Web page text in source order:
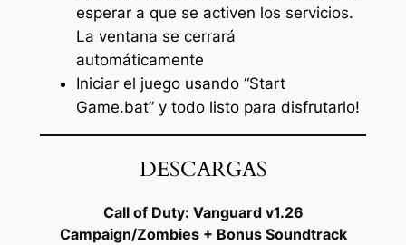
esperar a que se activen los servicios.
La ventana se cerrará
automáticamente
Iniciar el juego usando “Start
Game.bat” y todo listo para disfrutarlo!
DESCARGAS
Call of Duty: Vanguard v1.26
Campaign/Zombies + Bonus Soundtrack